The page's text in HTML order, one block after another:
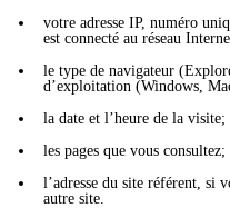
votre adresse IP, numéro
est connecté au réseau
le type de navigateur
d’exploitation (Windows,
la date et l’heure de la visite;
les pages que vous consultez;
l’adresse du site référent, si
autre site.